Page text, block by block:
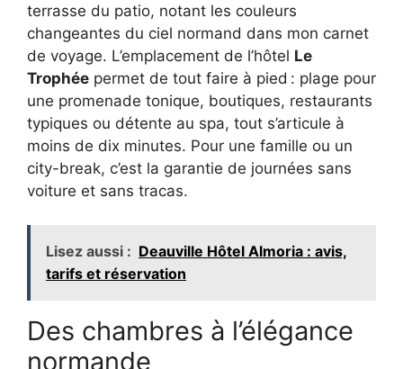
terrasse du patio, notant les couleurs
changeantes du ciel normand dans mon carnet
de voyage. L’emplacement de l’hôtel Le
Trophée permet de tout faire à pied : plage pour
une promenade tonique, boutiques, restaurants
typiques ou détente au spa, tout s’articule à
moins de dix minutes. Pour une famille ou un
city-break, c’est la garantie de journées sans
voiture et sans tracas.
Lisez aussi : Deauville Hôtel Almoria : avis,
tarifs et réservation
Des chambres à l’élégance
normande